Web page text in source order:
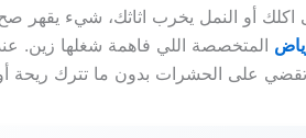
أو النمل يخرب اثاثك، شيء يقهر
المتخصصة اللي فاهمة شغلها زين.
على الحشرات بدون ما تترك ريحة